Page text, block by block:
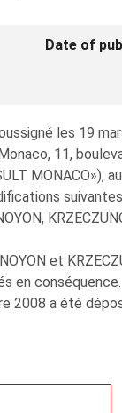
Date of
les 19
11,
et
en conséquence.
a été